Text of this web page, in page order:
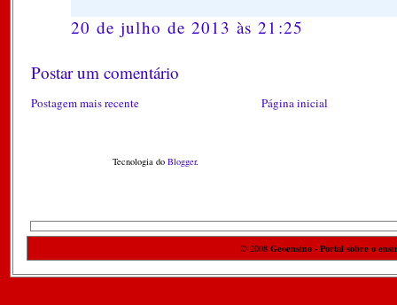
20 de julho de 2013 às 21:25
Postar um comentário
Postagem mais recente Página inicial
Tecnologia do Blogger.
© 2008 Geoensino - Portal sobre o